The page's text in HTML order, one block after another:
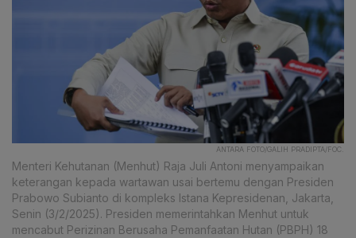
ANTARA FOTO/GALIH PRADIPTA/FOC.
Menteri Kehutanan (Menhut) Raja Juli Antoni menyampaikan
keterangan kepada wartawan usai bertemu dengan Presiden
Prabowo Subianto di kompleks Istana Kepresidenan, Jakarta,
Senin (3/2/2025). Presiden memerintahkan Menhut untuk
mencabut Perizinan Berusaha Pemanfaatan Hutan (PBPH) 18